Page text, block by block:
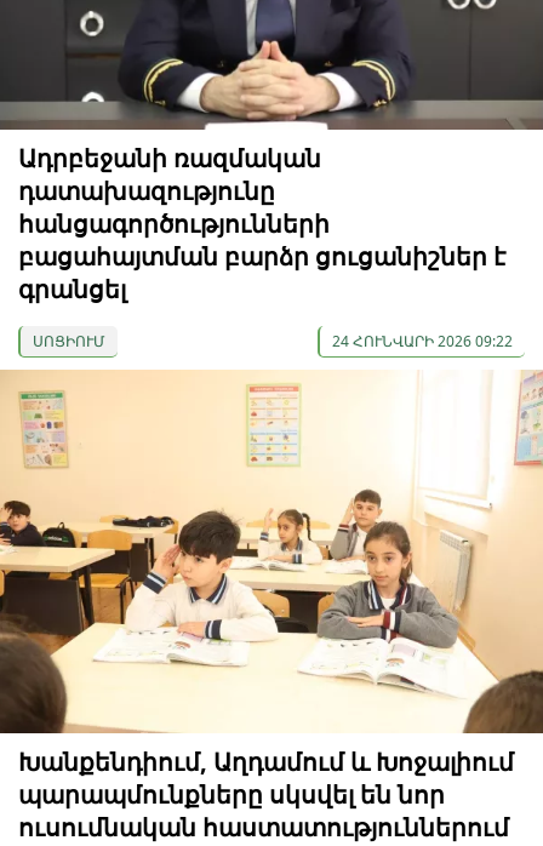
Ադրբեջանի ռազմական
դատախազությունը
հանցագործությունների
բացահայտման բարձր ցուցանիշներ է
գրանցել
ՍՈՑԻՈՒՄ 24 ՀՈՒՆՎԱՐԻ 2026 09:22
Խանքենդիում, Աղդամում և Խոջալիում
պարապմունքները սկսվել են նոր
ուսումնական հաստատություններում